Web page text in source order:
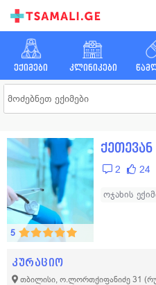
ექიმები კლინიკები
5
2 24
ოჯახის
კურაციო
თბილისი, ო.ლორთქიფანიძე 31